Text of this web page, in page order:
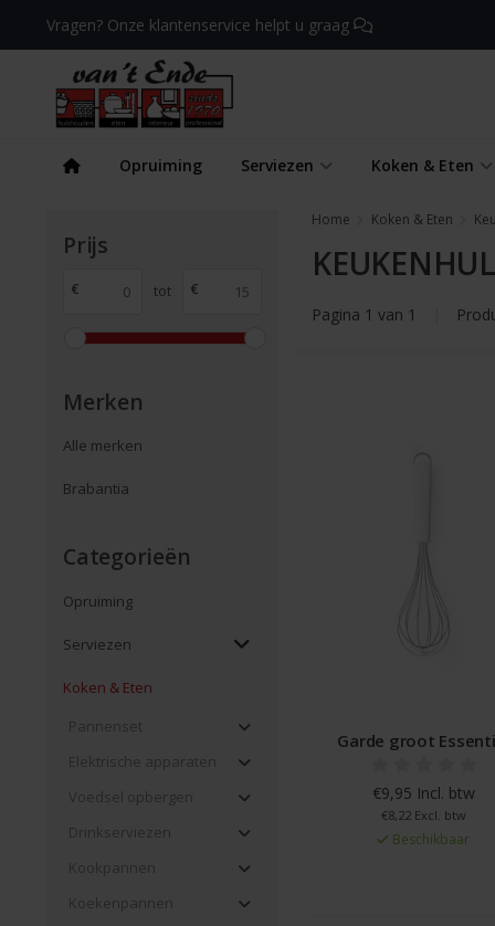
Vragen? Onze klantenservice helpt u graag
Opruiming Serviezen Koken & Eten
Prijs
€ tot €
Merken
Alle merken
Brabantia
Categorieën
Opruiming
Serviezen
Koken & Eten
Pannenset
Elektrische apparaten
Voedsel opbergen
Drinkserviezen
Kookpannen
Koekenpannen
Home Koken & Eten
Pagina 1 van 1
Garde groot
€9,95 Incl. btw
€8,22 Excl. btw
Beschikbaar